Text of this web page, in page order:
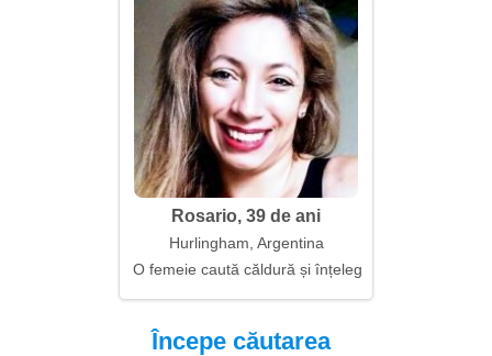
Rosario, 39 de ani
Hurlingham, Argentina
O femeie caută căldură și înțelegere
Începe căutarea